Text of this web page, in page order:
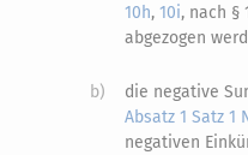
10h,10i, nach §
abgezogen
b) die negative
Absatz 1 Satz 1
negativen